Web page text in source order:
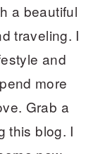
a beautiful
traveling. I
and
more
Grab a
this blog. I